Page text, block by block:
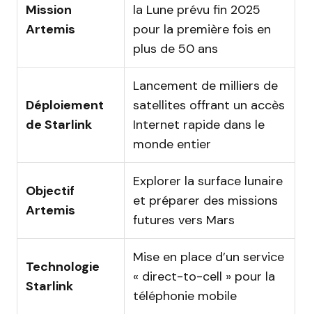
Mission
Artemis
la Lune prévu fin 2025
pour la première fois en
plus de 50 ans
Déploiement
de Starlink
Lancement de milliers de
satellites offrant un accès
Internet rapide dans le
monde entier
Objectif
Artemis
Explorer la surface lunaire
et préparer des missions
futures vers Mars
Technologie
Starlink
Mise en place d’un service
« direct-to-cell » pour la
téléphonie mobile